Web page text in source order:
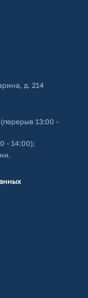
д. 214
13:00 -
- 14:00);